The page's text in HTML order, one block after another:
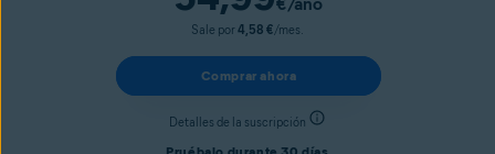
Sale por 4,58 €/mes.
Comprar ahora
Detalles de la suscripción